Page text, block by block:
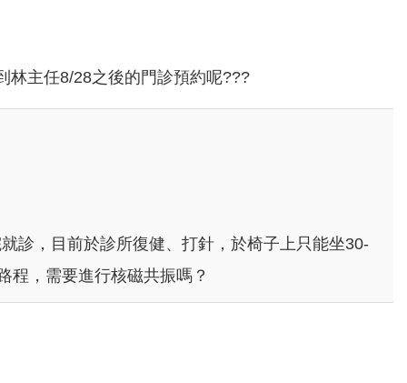
林主任8/28之後的門診預約呢???
診，目前於診所復健、打針，於椅子上只能坐30-
程，需要進行核磁共振嗎？